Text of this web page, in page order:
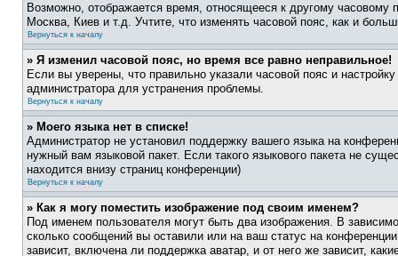
Возможно, отображается время, относящееся к другому часовому
Москва, Киев и т.д. Учтите, что изменять часовой пояс, как и
Вернуться к началу
» Я изменил часовой пояс, но время все равно неправильное!
Если вы уверены, что правильно указали часовой пояс и
администратора для устранения проблемы.
Вернуться к началу
» Моего языка нет в списке!
Администратор не установил поддержку вашего языка на
нужный вам языковой пакет. Если такого языкового пакета не
находится внизу страниц конференции)
Вернуться к началу
» Как я могу поместить изображение под своим именем?
Под именем пользователя могут быть два изображения. В
сколько сообщений вы оставили или на ваш статус на
зависит, включена ли поддержка аватар, и от него же зависит,